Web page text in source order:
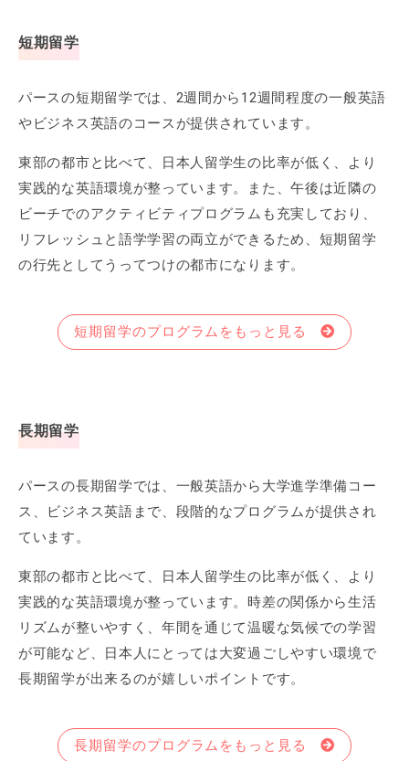
短期留学
パースの短期留学では、2週間から12週間程度の一般英語
やビジネス英語のコースが提供されています。
東部の都市と比べて、日本人留学生の比率が低く、より
実践的な英語環境が整っています。また、午後は近隣の
ビーチでのアクティビティプログラムも充実しており、
リフレッシュと語学学習の両立ができるため、短期留学
の行先としてうってつけの都市になります。
短期留学のプログラムをもっと見る
長期留学
パースの長期留学では、一般英語から大学進学準備コー
ス、ビジネス英語まで、段階的なプログラムが提供され
ています。
東部の都市と比べて、日本人留学生の比率が低く、より
実践的な英語環境が整っています。時差の関係から生活
リズムが整いやすく、年間を通じて温暖な気候での学習
が可能など、日本人にとっては大変過ごしやすい環境で
長期留学が出来るのが嬉しいポイントです。
長期留学のプログラムをもっと見る